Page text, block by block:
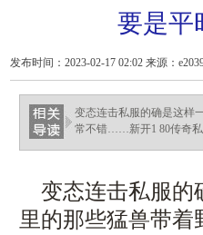
要是平
发布时间：2023-02-17 02:02 来源：
变态连击私服的确是这样
常不错……新开1 80传奇私
变态连击私服的
里的那些猛兽带